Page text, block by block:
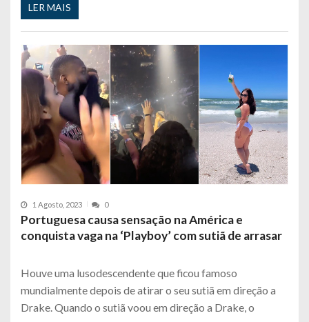
LER MAIS
1 Agosto, 2023 0
Portuguesa causa sensação na América e
conquista vaga na ‘Playboy’ com sutiã de arrasar
Houve uma lusodescendente que ficou famoso
mundialmente depois de atirar o seu sutiã em direção a
Drake. Quando o sutiã voou em direção a Drake, o